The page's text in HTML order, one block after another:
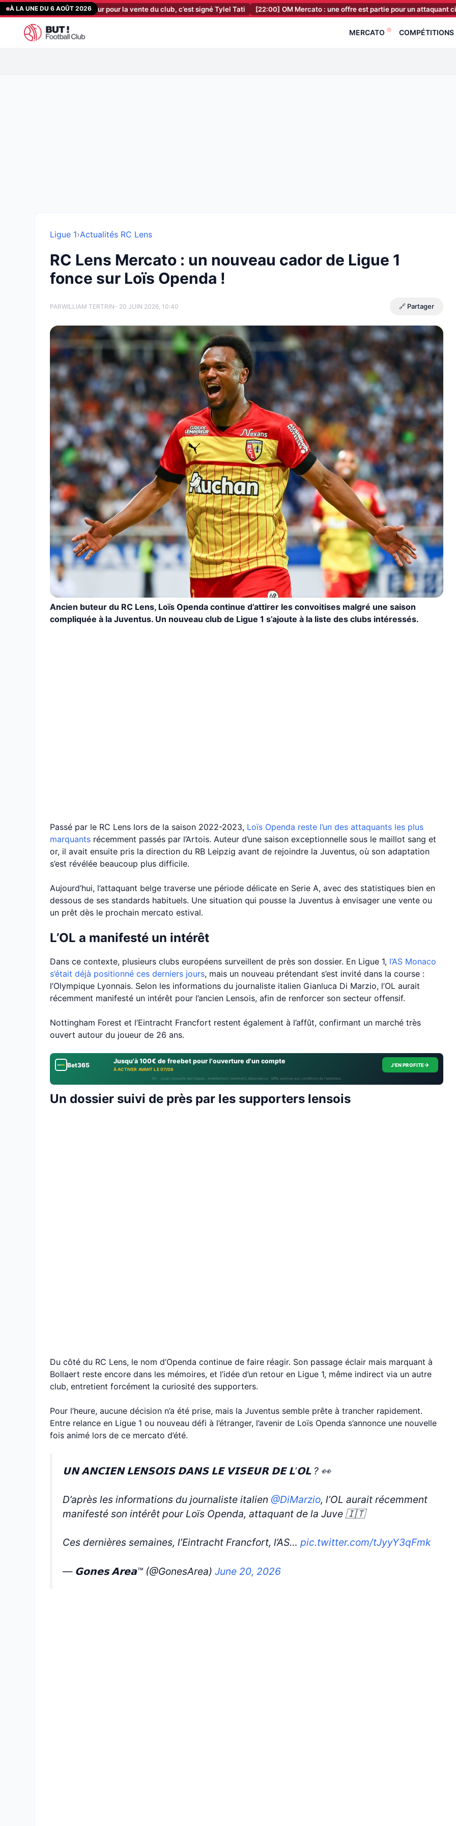
Aller
au
contenu
À LA UNE DU 6 AOÛT 2026
: nouveau coup dur pour la vente du club, c’est signé Tylel Tati [22:00] OM Mercato : une offre est partie pour un attaquant ciblé par
MERCATO COMPÉTITIONS
Ligue 1›Actualités RC Lens
RC Lens Mercato : un nouveau cador de Ligue 1
fonce sur Loïs Openda !
PARWILLIAM TERTRIN- 20 JUIN 2026, 10:40 🔗 Partager
Ancien buteur du RC Lens, Loïs Openda continue d’attirer les convoitises malgré une saison
compliquée à la Juventus. Un nouveau club de Ligue 1 s’ajoute à la liste des clubs intéressés.
Passé par le RC Lens lors de la saison 2022-2023, Loïs Openda reste l’un des attaquants les plus
marquants récemment passés par l’Artois. Auteur d’une saison exceptionnelle sous le maillot sang et
or, il avait ensuite pris la direction du RB Leipzig avant de rejoindre la Juventus, où son adaptation
s’est révélée beaucoup plus difficile.
Aujourd’hui, l’attaquant belge traverse une période délicate en Serie A, avec des statistiques bien en
dessous de ses standards habituels. Une situation qui pousse la Juventus à envisager une vente ou
un prêt dès le prochain mercato estival.
L’OL a manifesté un intérêt
Dans ce contexte, plusieurs clubs européens surveillent de près son dossier. En Ligue 1, l’AS Monaco
s’était déjà positionné ces derniers jours, mais un nouveau prétendant s’est invité dans la course :
l’Olympique Lyonnais. Selon les informations du journaliste italien Gianluca Di Marzio, l’OL aurait
récemment manifesté un intérêt pour l’ancien Lensois, afin de renforcer son secteur offensif.
Nottingham Forest et l’Eintracht Francfort restent également à l’affût, confirmant un marché très
ouvert autour du joueur de 26 ans.
Bet365 Jusqu'à 100€ de freebet pour l'ouverture d'un compte
À ACTIVER AVANT LE 07/08
J'EN PROFITE→
18+ · Jouer comporte des risques : endettement, isolement, dépendance · Offre soumise aux conditions de l’opérateur.
Un dossier suivi de près par les supporters lensois
Du côté du RC Lens, le nom d’Openda continue de faire réagir. Son passage éclair mais marquant à
Bollaert reste encore dans les mémoires, et l’idée d’un retour en Ligue 1, même indirect via un autre
club, entretient forcément la curiosité des supporters.
Pour l’heure, aucune décision n’a été prise, mais la Juventus semble prête à trancher rapidement.
Entre relance en Ligue 1 ou nouveau défi à l’étranger, l’avenir de Loïs Openda s’annonce une nouvelle
fois animé lors de ce mercato d’été.
𝗨𝗡 𝗔𝗡𝗖𝗜𝗘𝗡 𝗟𝗘𝗡𝗦𝗢𝗜𝗦 𝗗𝗔𝗡𝗦 𝗟𝗘 𝗩𝗜𝗦𝗘𝗨𝗥 𝗗𝗘 𝗟’𝗢𝗟 ? 👀
D’après les informations du journaliste italien @DiMarzio, l’OL aurait récemment
manifesté son intérêt pour Loïs Openda, attaquant de la Juve 🇮🇹
Ces dernières semaines, l’Eintracht Francfort, l’AS… pic.twitter.com/tJyyY3qFmk
— 𝗚𝗼𝗻𝗲𝘀 𝗔𝗿𝗲𝗮™ (@GonesArea) June 20, 2026